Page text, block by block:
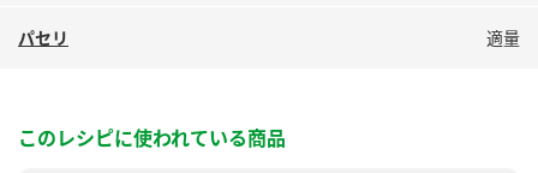
パセリ 適量
このレシピに使われている商品